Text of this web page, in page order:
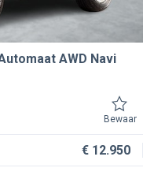
AWD Navi
Bewaar
€ 12.950